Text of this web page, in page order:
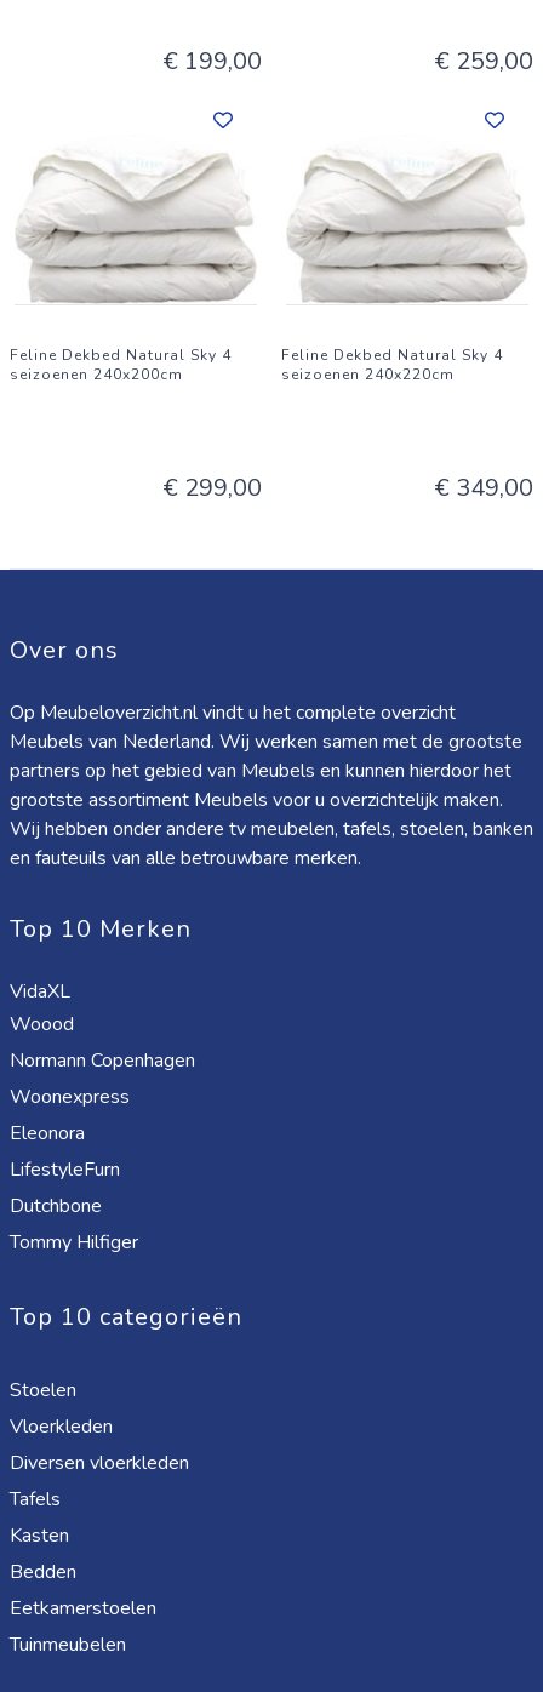
€ 199,00 € 259,00
Feline Dekbed Natural Sky 4
seizoenen 240x200cm
€ 299,00
Feline Dekbed Natural Sky 4
seizoenen 240x220cm
€ 349,00
Over ons
Op Meubeloverzicht.nl vindt u het complete overzicht
Meubels van Nederland. Wij werken samen met de grootste
partners op het gebied van Meubels en kunnen hierdoor het
grootste assortiment Meubels voor u overzichtelijk maken.
Wij hebben onder andere tv meubelen, tafels, stoelen, banken
en fauteuils van alle betrouwbare merken.
Top 10 Merken
VidaXL
Woood
Normann Copenhagen
Woonexpress
Eleonora
LifestyleFurn
Dutchbone
Tommy Hilfiger
Top 10 categorieën
Stoelen
Vloerkleden
Diversen vloerkleden
Tafels
Kasten
Bedden
Eetkamerstoelen
Tuinmeubelen